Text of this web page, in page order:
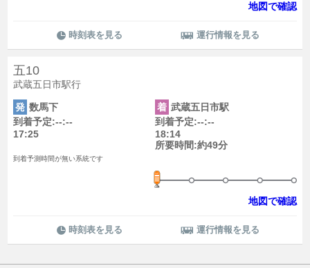
地図で確認
時刻表を見る 運行情報を見る
五10
武蔵五日市駅行
発 数馬下
到着予定:--:--
17:25
着 武蔵五日市駅
到着予定:--:--
18:14
所要時間:約49分
到着予測時間が無い系統です
地図で確認
時刻表を見る 運行情報を見る